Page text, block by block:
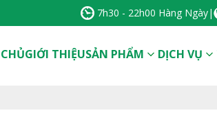
7h30 - 22h00 Hàng Ngày|
GIỚI THIỆUSẢN PHẨM DỊCH VỤ